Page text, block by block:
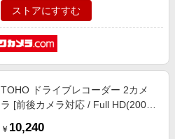
ストアにすすむ
TOHO ドライブレコーダー 2カメ
ラ [前後カメラ対応 / Full HD(200万
￥ 10,240